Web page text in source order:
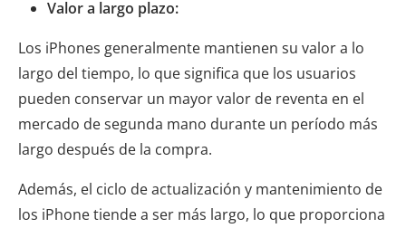
Valor a largo plazo:
Los iPhones generalmente mantienen su valor a lo
largo del tiempo, lo que significa que los usuarios
pueden conservar un mayor valor de reventa en el
mercado de segunda mano durante un período más
largo después de la compra.
Además, el ciclo de actualización y mantenimiento de
los iPhone tiende a ser más largo, lo que proporciona